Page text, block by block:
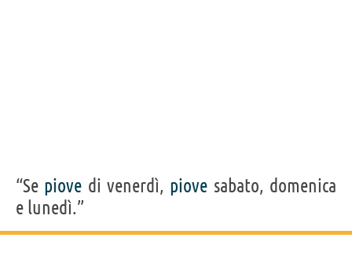
“Se piove di venerdì, piove sabato, domenica
e lunedì.”